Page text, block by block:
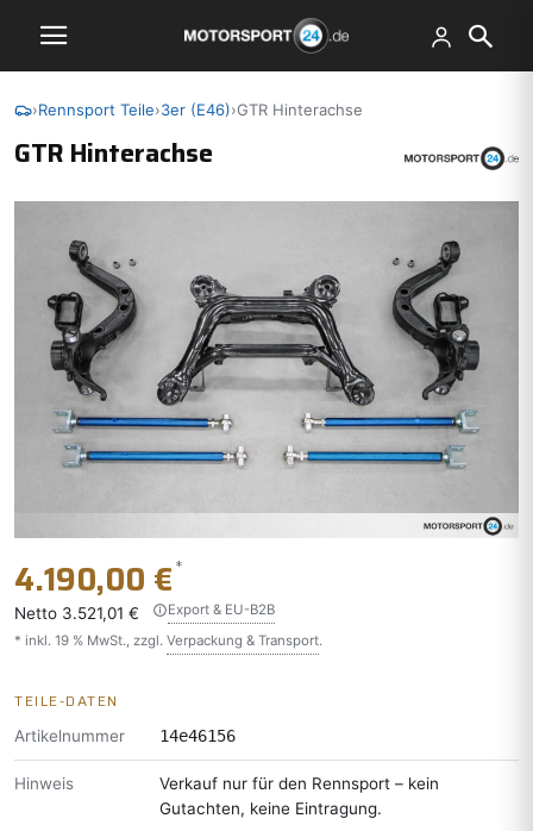
›Rennsport Teile›3er (E46)›GTR Hinterachse
GTR Hinterachse
4.190,00 €*
Netto 3.521,01 €
Export & EU-B2B
* inkl. 19 % MwSt., zzgl. Verpackung & Transport.
TEILE-DATEN
Artikelnummer 14e46156
Hinweis
Verkauf nur für den Rennsport – kein
Gutachten, keine Eintragung.